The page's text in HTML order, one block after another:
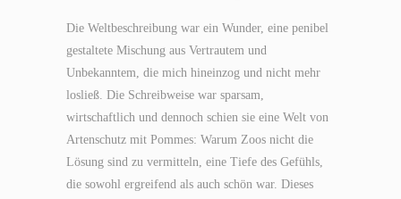
Die Weltbeschreibung war ein Wunder, eine penibel
gestaltete Mischung aus Vertrautem und
Unbekanntem, die mich hineinzog und nicht mehr
losließ. Die Schreibweise war sparsam,
wirtschaftlich und dennoch schien sie eine Welt von
Artenschutz mit Pommes: Warum Zoos nicht die
Lösung sind zu vermitteln, eine Tiefe des Gefühls,
die sowohl ergreifend als auch schön war. Dieses